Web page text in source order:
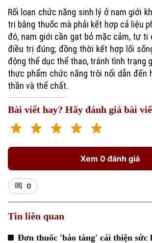
Rối loạn chức năng sinh lý ở nam giới
trị bằng thuốc mà phải kết hợp cả liệu
đó, nam giới cần gạt bỏ mặc cảm, tự ti
điều trị đúng; đồng thời kết hợp lối
động thể dục thể thao, tránh tình trạng
thực phẩm chức năng trôi nổi dẫn đến
thần và thể chất.
Bài viết hay? Hãy đánh giá bài
Xem 0 đánh giá
0
Tin liên quan
Đơn thuốc 'bảo tàng' cải thiện sức